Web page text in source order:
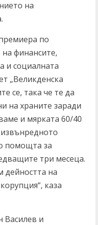
на
по
финансите,
и социалната
„Великденска
се, така че те да
на храните заради
и мярката 60/40
помощта за
три месеца.
дейността на
каза
Василев и